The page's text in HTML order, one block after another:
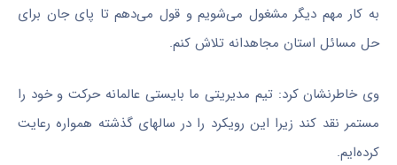
به کار مهم دیگر مشغول می‌شویم و قول می‌دهم تا پای جان برای
حل مسائل استان مجاهدانه تلاش کنم.
وی خاطرنشان کرد: تیم مدیریتی ما بایستی عالمانه حرکت و خود را
مستمر نقد کند زیرا این رویکرد را در سالهای گذشته همواره رعایت
کرده‌ایم.